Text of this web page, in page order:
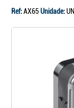
Ref:AX65Unidade:UNI